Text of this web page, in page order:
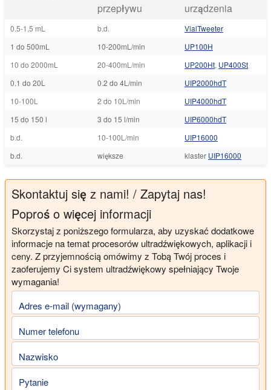
przepływu
urządzenia
0.5-1,5 mL b.d.
VialTweeter
1 do 500mL
10-200mL/min
UP100H
10 do 2000mL
20-400mL/min UP200Ht, UP400St
0.1 do 20L
0.2 do 4L/min
UIP2000hdT
10-100L
2 do 10L/min
UIP4000hdT
15 do 150 l
3 do 15 l/min
UIP6000hdT
b.d.
10-100L/min
UIP16000
b.d.
większe klaster UIP16000
Skontaktuj się z nami! / Zapytaj nas!
Poproś o więcej informacji
Skorzystaj z poniższego formularza, aby uzyskać dodatkowe
informacje na temat procesorów ultradźwiękowych, aplikacji i
ceny. Z przyjemnością omówimy z Tobą Twój proces i
zaoferujemy Ci system ultradźwiękowy spełniający Twoje
wymagania!
Adres e-mail (wymagany)
Numer telefonu
Nazwisko
Pytanie